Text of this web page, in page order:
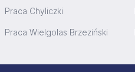
Praca Chyliczki
Praca Wielgolas Brzeziński